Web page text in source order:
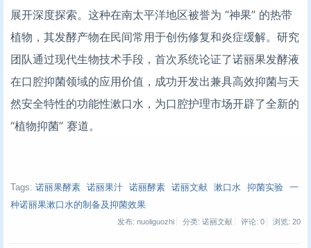
展开深度探索。这种在南太平洋地区被誉为 “神果” 的热带
植物，其发酵产物在民间常用于创伤修复和炎症缓解。研究
团队通过现代生物技术手段，首次系统论证了诺丽果发酵液
在口腔抑菌领域的应用价值，成功开发出兼具高效抑菌与天
然安全特性的功能性漱口水，为口腔护理市场开辟了全新的
“植物抑菌” 赛道。
Tags: 诺丽果酵素 诺丽果汁 诺丽酵素 诺丽文献 漱口水 抑菌实验
一
种诺丽果漱口水的制备及抑菌效果
发布: nuoliguozhi 分类: 诺丽文献 评论: 0 浏览: 20